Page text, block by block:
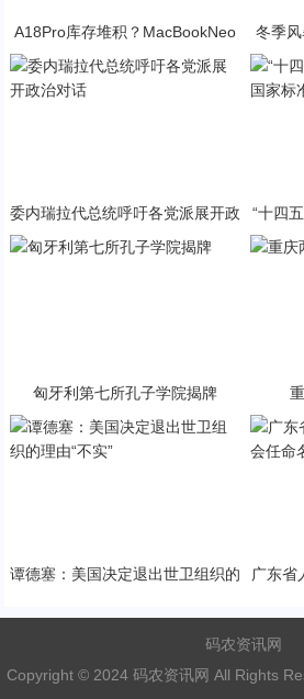
A18Pro库存堆积？MacBookNeo
与PP终极火焰狂潮意外同框
冬季
委内瑞拉代总统呼吁各党派展开政
“十四
匈牙利第七所孔子学院揭牌
谭德塞：美国决定退出世卫组织的
广东省
码农资讯网
Copyright © 2024 码农资讯网 All Rights